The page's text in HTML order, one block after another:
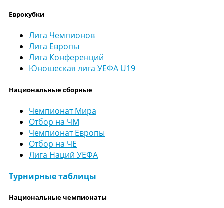
Еврокубки
Лига Чемпионов
Лига Европы
Лига Конференций
Юношеская лига УЕФА U19
Национальные сборные
Чемпионат Мира
Отбор на ЧМ
Чемпионат Европы
Отбор на ЧЕ
Лига Наций УЕФА
Турнирные таблицы
Национальные чемпионаты